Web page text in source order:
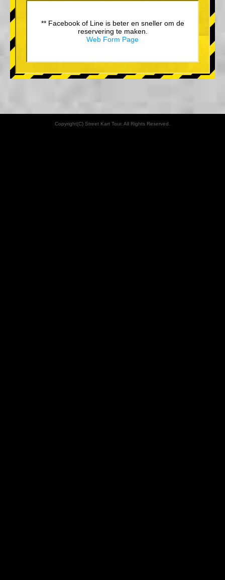
** Facebook of Line is beter en sneller om de
reservering te maken.
Web Form Page
Copyright(C) Street Kart Tour. All Rights Reserved.